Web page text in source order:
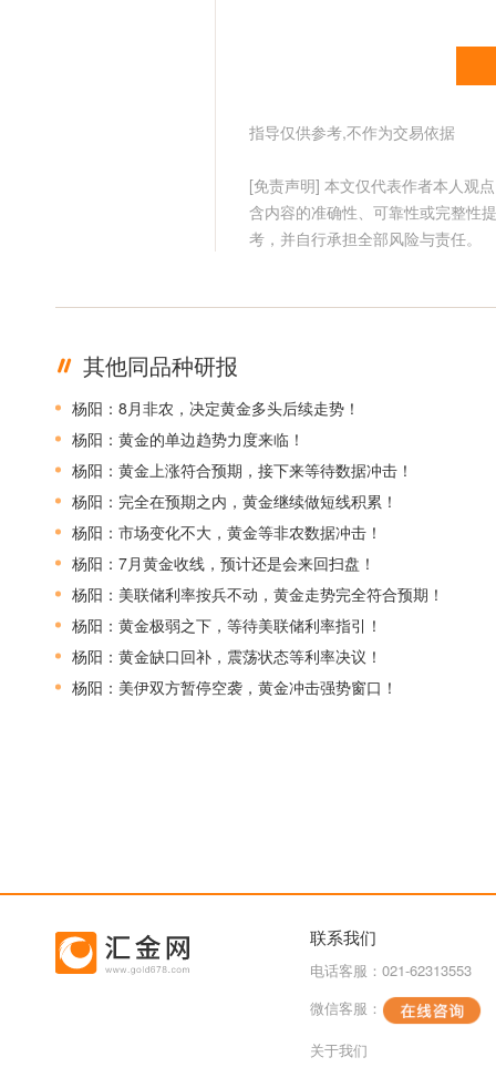
指导仅供参考,不作为交易依据
[免责声明] 本文仅代表作者本人观
含内容的准确性、可靠性或完整性
考，并自行承担全部风险与责任。
其他同品种研报
杨阳：8月非农，决定黄金多头后续走势！
杨阳：黄金的单边趋势力度来临！
杨阳：黄金上涨符合预期，接下来等待数据冲击！
杨阳：完全在预期之内，黄金继续做短线积累！
杨阳：市场变化不大，黄金等非农数据冲击！
杨阳：7月黄金收线，预计还是会来回扫盘！
杨阳：美联储利率按兵不动，黄金走势完全符合预期！
杨阳：黄金极弱之下，等待美联储利率指引！
杨阳：黄金缺口回补，震荡状态等利率决议！
杨阳：美伊双方暂停空袭，黄金冲击强势窗口！
联系我们
电话客服：021-62313553
微信客服：
关于我们